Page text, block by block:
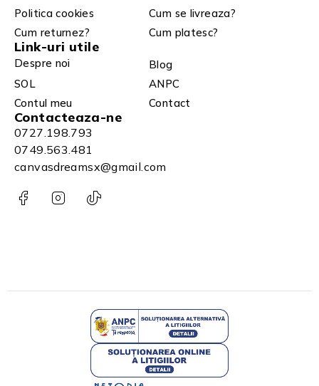
Politica cookies
Cum se livreaza?
Cum returnez?
Cum platesc?
Link-uri utile
Despre noi
Blog
SOL
ANPC
Contul meu
Contact
Contacteaza-ne
0727.198.793
0749.563.481
canvasdreamsx@gmail.com